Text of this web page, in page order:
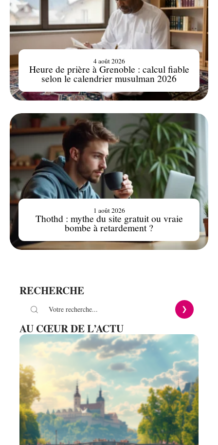
Heure de prière à Grenoble : calcul fiable
selon le calendrier musulman 2026
4 août 2026
Thothd : mythe du site gratuit ou vraie
bombe à retardement ?
1 août 2026
RECHERCHE
AU CŒUR DE L’ACTU